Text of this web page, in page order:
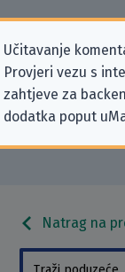
Učitavanje
Provjeri vezu s
zahtjeve za
dodatka poput
Podaci
Natrag na